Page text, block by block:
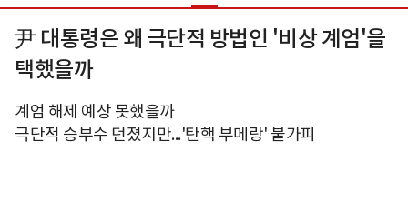
尹 대통령은 왜 극단적 방법인 '비상 계엄'을
택했을까
계엄 해제 예상 못했을까
극단적 승부수 던졌지만...'탄핵 부메랑' 불가피